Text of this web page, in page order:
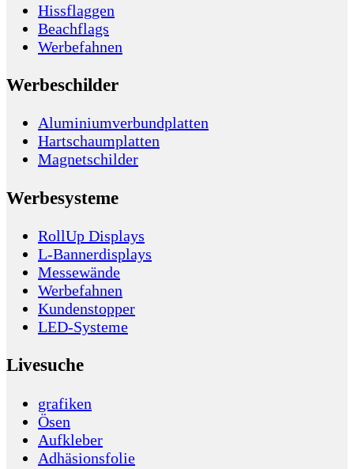
Hissflaggen
Beachflags
Werbefahnen
Werbeschilder
Aluminiumverbundplatten
Hartschaumplatten
Magnetschilder
Werbesysteme
RollUp Displays
L-Bannerdisplays
Messewände
Werbefahnen
Kundenstopper
LED-Systeme
Livesuche
grafiken
Ösen
Aufkleber
Adhäsionsfolie